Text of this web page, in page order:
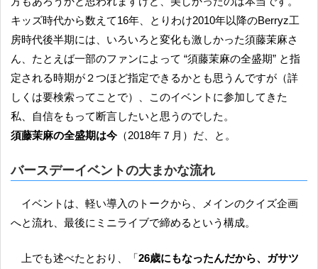
キッズ時代から数えて16年、とりわけ2010年以降のBerryz工
房時代後半期には、いろいろと変化も激しかった須藤茉麻さ
ん、たとえば一部のファンによって “須藤茉麻の全盛期” と指
定される時期が２つほど指定できるかとも思うんですが（詳
しくは要検索ってことで）、このイベントに参加してきた
私、自信をもって断言したいと思うのでした。
須藤茉麻の全盛期は今 （2018年７月）だ、と。
バースデーイベントの大まかな流れ
イベントは、軽い導入のトークから、メインのクイズ企画
へと流れ、最後にミニライブで締めるという構成。
上でも述べたとおり、「26歳にもなったんだから、ガサツ